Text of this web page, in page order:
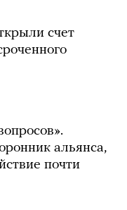
счет
альянса,
почти